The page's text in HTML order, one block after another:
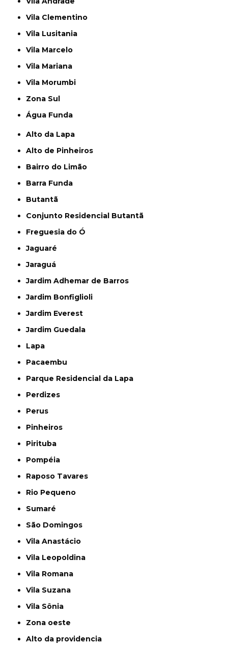
Vila Clementino
Vila Lusitania
Vila Marcelo
Vila Mariana
Vila Morumbi
Zona Sul
Água Funda
Alto da Lapa
Alto de Pinheiros
Bairro do Limão
Barra Funda
Butantã
Conjunto Residencial Butantã
Freguesia do Ó
Jaguaré
Jaraguá
Jardim Adhemar de Barros
Jardim Bonfiglioli
Jardim Everest
Jardim Guedala
Lapa
Pacaembu
Parque Residencial da Lapa
Perdizes
Perus
Pinheiros
Pirituba
Pompéia
Raposo Tavares
Rio Pequeno
Sumaré
São Domingos
Vila Anastácio
Vila Leopoldina
Vila Romana
Vila Suzana
Vila Sônia
Zona oeste
alto da providencia